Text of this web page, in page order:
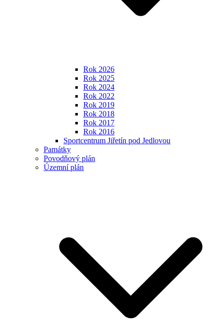
Rok 2026
Rok 2025
Rok 2024
Rok 2022
Rok 2019
Rok 2018
Rok 2017
Rok 2016
Sportcentrum Jiřetín pod Jedlovou
Památky
Povodňový plán
Územní plán